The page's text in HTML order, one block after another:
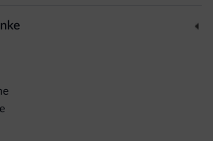
di Campiglio erreichen Sie in
dem Auto. Ein kostenloser
Val Genova sorgt für Komfort.